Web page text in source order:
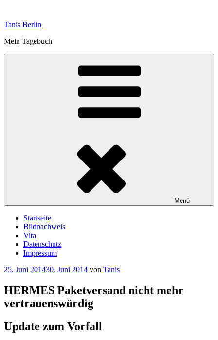
springen
Tanis Berlin
Mein Tagebuch
Menü
Startseite
Bildnachweis
Vita
Datenschutz
Impressum
Veröffentlicht
25. Juni 201430. Juni 2014 von Tanis
HERMES Paketversand nicht mehr
vertrauenswürdig
Update zum Vorfall